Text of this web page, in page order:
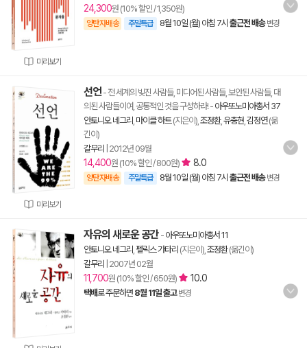
미리보기
24,300원 (10% 할인 / 1,350원)
양탄자배송 주말특급 8월 10일 (월) 아침 7시 출근전 배송 변경
미리보기
선언- 전 세계의 빚진 사람들, 미디어된 사람들, 보안된 사람들, 대
의된 사람들이여, 공통적인 것을 구성하라!- 아우또노미아총서 37
안토니오 네그리 마이클 하트(지은이), 조정환, 유충현 김정연(옮
긴이)
갈무리
2012년 09월
14,400원 (10% 할인 / 800원) 8.0
양탄자배송 주말특급 8월 10일 (월) 아침 7시 출근전 배송 변경
자유의 새로운 공간 - 아우또노미아총서 11
안토니오 네그리 펠릭스 가타리 (지은이), 조정환(옮긴이)
갈무리
2007년 02월
11,700원 (10% 할인 / 650원) 10.0
택배로 주문하면 8월 11일 출고 변경